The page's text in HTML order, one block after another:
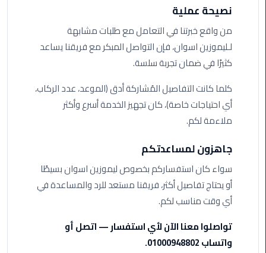
مطروح
ليموزين
مطار
سفنكس
خدمة
ليموزين
الغردقة
ليموزين
دهب
القاهرة
والعكس
نصيحة عملية
من واقع خبرتنا في التعامل مع طلبات مشابهة
لـليموزين اسوان، فإن التواصل المبكر مع فريقنا يساعد
كثيرًا في ضمان تجربة سلسة.
كلما كانت التفاصيل المُشاركة أدق (الموعد، عدد الركاب،
أي احتياجات خاصة)، كان تجهيز الخدمة أسرع وأكثر
ملاءمة لكم.
جاهزون لمساعدتكم
سواء كان استفساركم بخصوص ليموزين اسوان بسيطًا
أو يحتاج تفاصيل أكثر، فريقنا مستعد للرد والمساعدة في
أي وقت مناسب لكم.
تواصلوا معنا الآن لأي استفسار — اتصل أو
واتساب 01000948802.